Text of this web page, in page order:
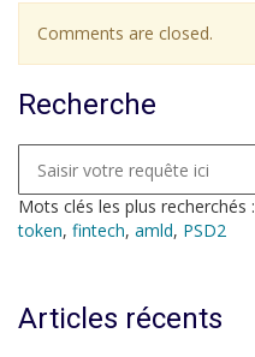
Comments are closed.
Recherche
Mots clés les plus recherchés :
token, fintech, amld, PSD2
Articles récents